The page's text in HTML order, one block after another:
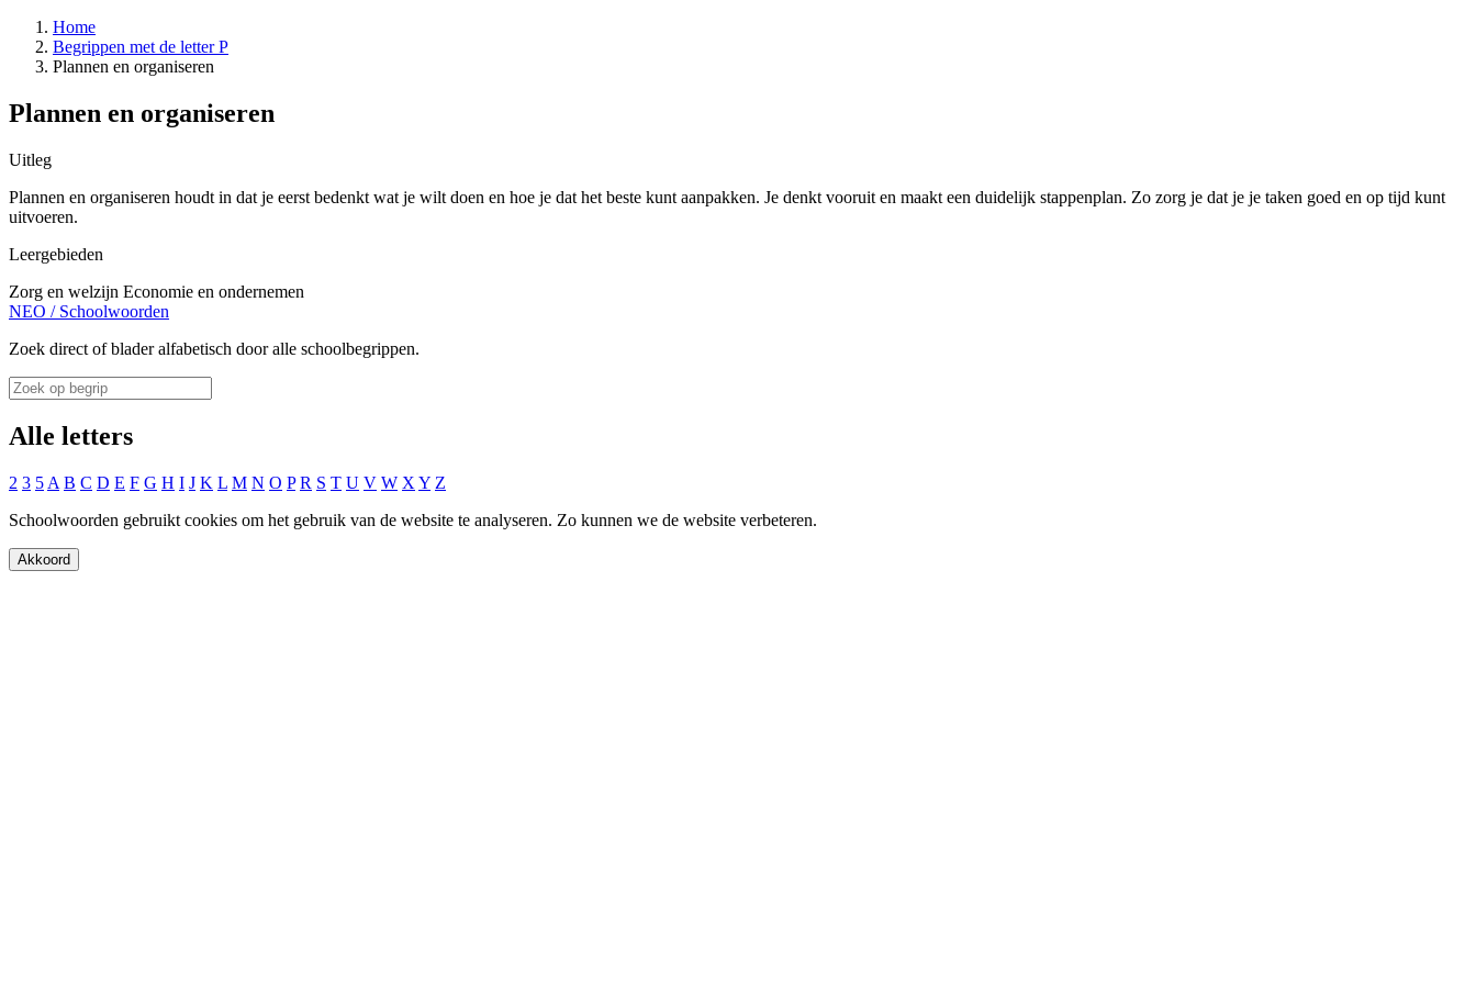
Home
Begrippen met de letter P
Plannen en organiseren
Plannen en organiseren
Uitleg
Plannen en organiseren houdt in dat je eerst bedenkt wat je wilt doen en hoe je dat het beste kunt aanpakken. Je denkt vooruit en maakt een duidelijk stappenplan. Zo zorg je dat je je taken goed en op tijd kunt
uitvoeren.
Leergebieden
Zorg en welzijn Economie en ondernemen
NEO / Schoolwoorden
Zoek direct of blader alfabetisch door alle schoolbegrippen.
Alle letters
2 3 5 A B C D E F G H I J K L M N O P R S T U V W X Y Z
Schoolwoorden gebruikt cookies om het gebruik van de website te analyseren. Zo kunnen we de website verbeteren.
Akkoord